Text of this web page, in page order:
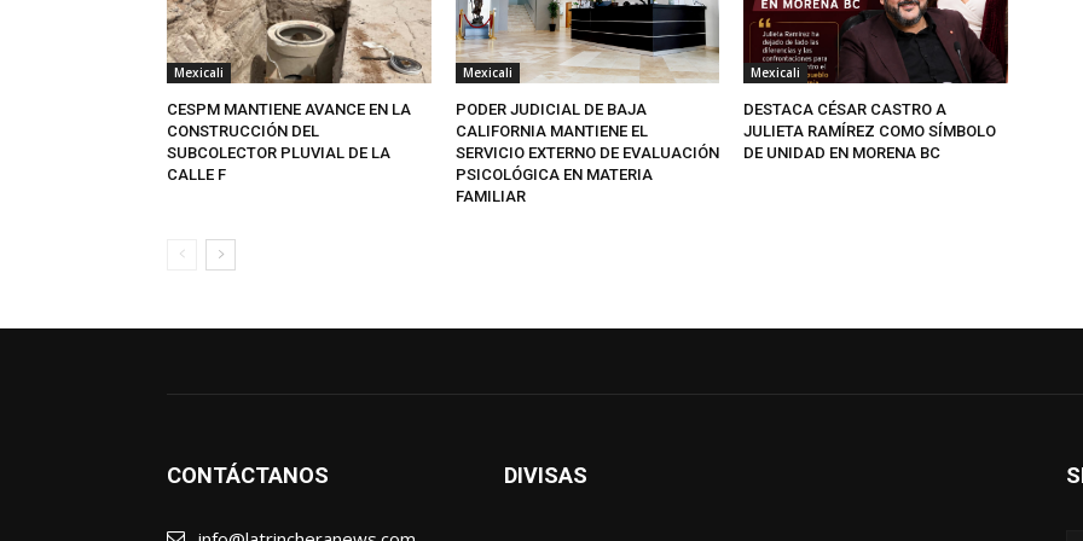
Mexicali
CESPM MANTIENE AVANCE EN LA
CONSTRUCCIÓN DEL
SUBCOLECTOR PLUVIAL DE LA
CALLE F
Mexicali
PODER JUDICIAL DE BAJA
CALIFORNIA MANTIENE EL
SERVICIO EXTERNO DE EVALUACIÓN
PSICOLÓGICA EN MATERIA
FAMILIAR
Mexicali
DESTACA CÉSAR CASTRO A
JULIETA RAMÍREZ COMO SÍMBOLO
DE UNIDAD EN MORENA BC
CONTÁCTANOS DIVISAS